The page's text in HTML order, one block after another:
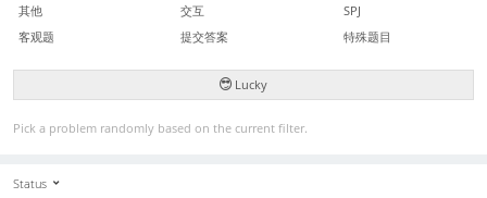
其他
交互
SPJ
客观题
提交答案 特殊题目
Lucky
Pick a problem randomly based on the current filter.
Status